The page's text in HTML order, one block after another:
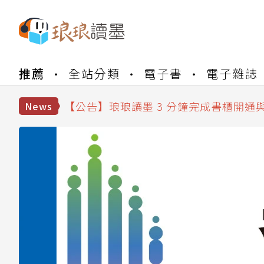
推薦 全站分類 電子書 電子雜誌
News
【公告】琅琅書店服務升級重要說明及
【公告】琅琅讀墨書櫃開通常見問題
【公告】琅琅書店服務升級重要說明及